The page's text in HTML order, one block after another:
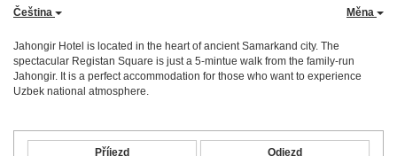
Čeština Měna
Jahongir Hotel is located in the heart of ancient Samarkand city. The
spectacular Registan Square is just a 5-mintue walk from the family-run
Jahongir. It is a perfect accommodation for those who want to experience
Uzbek national atmosphere.
Příjezd Odjezd